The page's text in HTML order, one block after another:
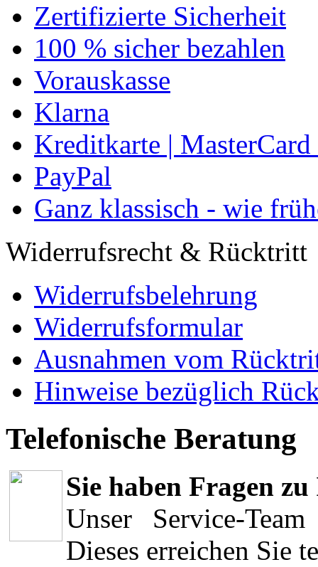
Zertifizierte Sicherheit
100 % sicher bezahlen
Vorauskasse
Klarna
Kreditkarte |
PayPal
Ganz klassisch - wie
Widerrufsrecht & Rücktritt
Widerrufsbelehrung
Widerrufsformular
Ausnahmen vom
Hinweise bezüglich
Telefonische Beratung
Sie haben Fragen
Unser Service-
Dieses erreichen Sie